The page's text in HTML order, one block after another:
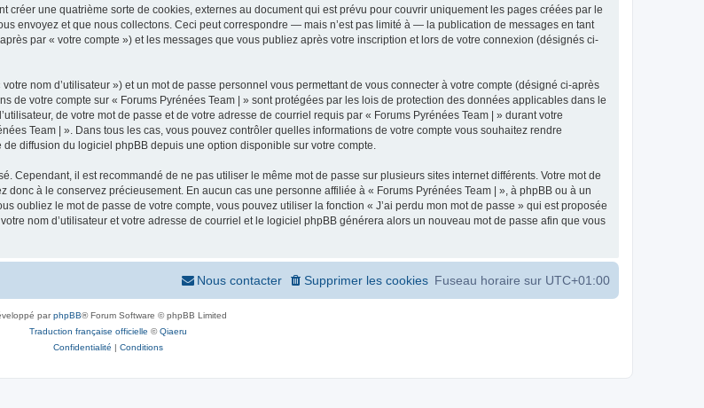
créer une quatrième sorte de cookies, externes au document qui est prévu pour couvrir uniquement les pages créées par le
envoyez et que nous collectons. Ceci peut correspondre — mais n’est pas limité à — la publication de messages en tant
par « votre compte ») et les messages que vous publiez après votre inscription et lors de votre connexion (désignés ci-
nom d’utilisateur ») et un mot de passe personnel vous permettant de vous connecter à votre compte (désigné ci-après
de votre compte sur « Forums Pyrénées Team | » sont protégées par les lois de protection des données applicables dans le
de votre mot de passe et de votre adresse de courriel requis par « Forums Pyrénées Team | » durant votre
Team | ». Dans tous les cas, vous pouvez contrôler quelles informations de votre compte vous souhaitez rendre
diffusion du logiciel phpBB depuis une option disponible sur votre compte.
Cependant, il est recommandé de ne pas utiliser le même mot de passe sur plusieurs sites internet différents. Votre mot de
donc à le conservez précieusement. En aucun cas une personne affiliée à « Forums Pyrénées Team | », à phpBB ou à un
oubliez le mot de passe de votre compte, vous pouvez utiliser la fonction « J’ai perdu mon mot de passe » qui est proposée
nom d’utilisateur et votre adresse de courriel et le logiciel phpBB générera alors un nouveau mot de passe afin que vous
Fuseau horaire sur UTC+01:00
Supprimer les cookies
Nous contacter
parphpBB® Forum Software © phpBB Limited
Traduction française officielle ©Qiaeru
Confidentialité | Conditions